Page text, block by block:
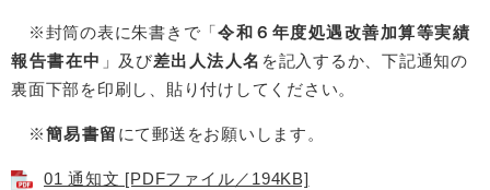
※封筒の表に朱書きで「令和６年度処遇改善加算等実績
報告書在中 」及び差出人法人名 を記入するか、下記通知の
裏面下部を印刷し、貼り付けしてください。
※簡易書留 にて郵送をお願いします。
01 通知文 [PDFファイル／194KB]